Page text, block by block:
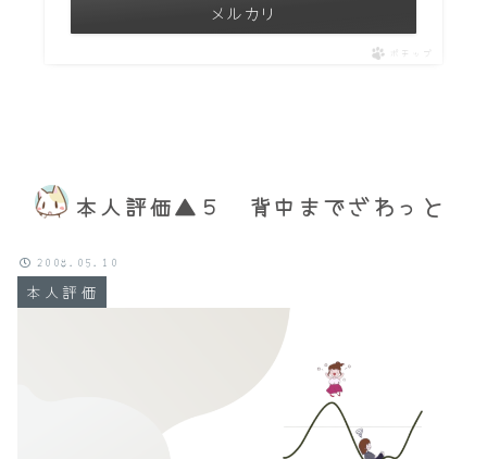
本人評価▲５ 背中までざわっと
本人評価
2008.05.10
メルカリ
ポチップ